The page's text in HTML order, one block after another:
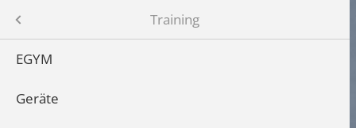
Training
EGYM
Geräte